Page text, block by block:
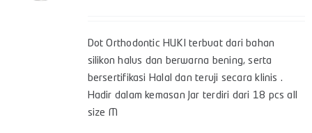
Dot Orthodontic HUKI terbuat dari bahan
silikon halus dan berwarna bening, serta
bersertifikasi Halal dan teruji secara klinis .
Hadir dalam kemasan Jar terdiri dari 18 pcs all
size M